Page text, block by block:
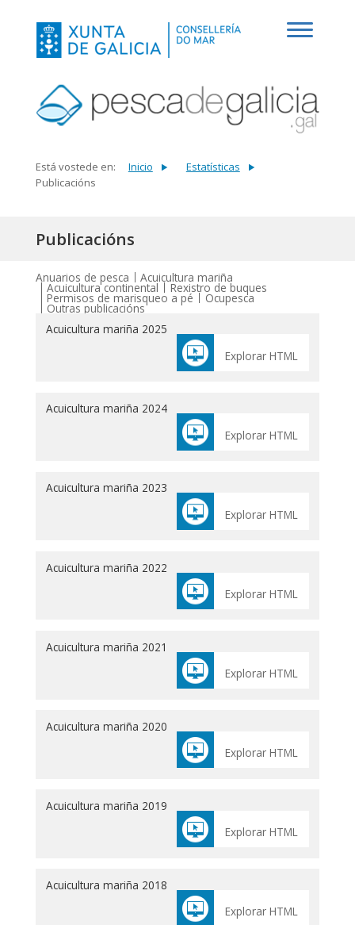
Está vostede en: Inicio
Estatísticas
Publicacións
Publicacións
Anuarios de pesca Acuicultura mariña
Acuicultura continental Rexistro de buques
Permisos de marisqueo a pé Ocupesca
Outras publicacións
Acuicultura mariña 2025
Explorar HTML
Acuicultura mariña 2024
Explorar HTML
Acuicultura mariña 2023
Explorar HTML
Acuicultura mariña 2022
Explorar HTML
Acuicultura mariña 2021
Explorar HTML
Acuicultura mariña 2020
Explorar HTML
Acuicultura mariña 2019
Explorar HTML
Acuicultura mariña 2018
Explorar HTML